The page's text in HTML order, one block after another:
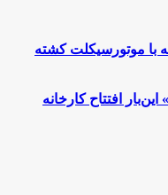
ایرانی زیر 40 سال که با موتورسیکلت کشته
افتتاح کارخانه